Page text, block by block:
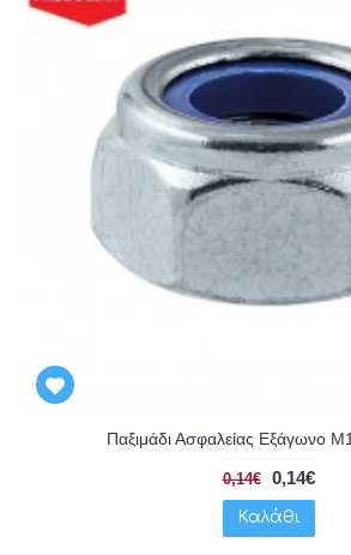
Παξιμάδι Ασφαλείας Εξάγωνο
0,14€ 0,14€
Καλάθι